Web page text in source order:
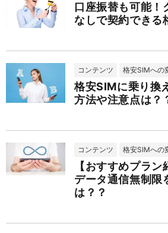
口座振替も可能！
なしで契約できる
コンテンツ 格安SIMへの
格安SIMに乗り換
方法や注意点は？
コンテンツ 格安SIMへの
【おすすめプラ
データ通信無制限
は？？